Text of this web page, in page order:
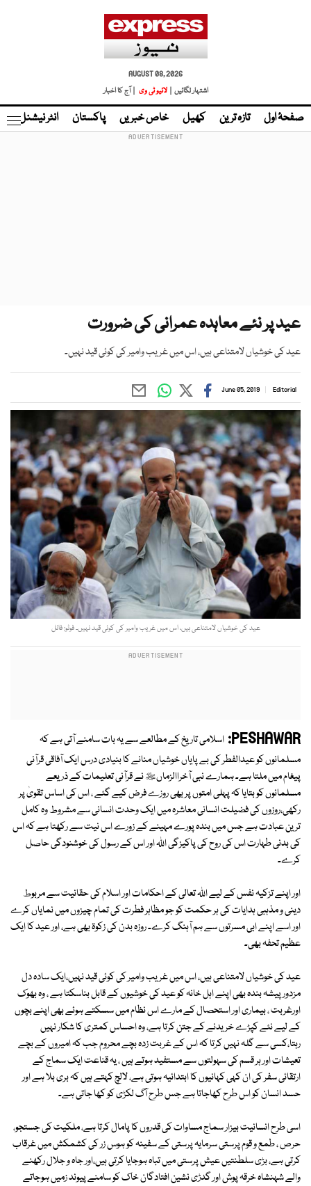
AUGUST 08, 2026
اشتہار لگائیں |
لائیو ٹی وی | آج کا اخبار
صفحۂ اول تازہ ترین کھیل خاص خبریں پاکستان انٹر نیشنل
عید پر نئے معاہدہ عمرانی کی ضرورت
عید کی خوشیاں لامتناعی ہیں، اس میں غریب وامیر کی کوئی قید نہیں۔
Editorial
June 05, 2019
عید کی خوشیاں لامتناعی ہیں، اس میں غریب وامیر کی کوئی قید نہیں۔ فوٹو: فائل
PESHAWAR: اسلامی تاریخ کے مطالعے سے یہ بات سامنے آتی ہے کہ
مسلمانوں کو عیدالفطر کی بے پایاں خوشیاں منانے کا بنیادی درس ایک آفاقی قرآنی
پیغام میں ملتا ہے۔ ہمارے نبی آخراالزماںﷺ نے قرآنی تعلیمات کے ذریعے
مسلمانوں کو بتایا کہ پہلی امتوں پر بھی روزے فرض کیے گئے ، اس کی اساس تقویٰ پر
رکھی،روزوں کی فضیلت انسانی معاشرہ میں ایک وحدت انسانی سے مشروط وہ کامل
ترین عبادت ہے جس میں بندہ پورے مہینے کے زورے اس نیت سے رکھتا ہے کہ اس
کی بدنی طہارت اس کی روح کی پاکیزگی اللہ اور اس کے رسول کی خوشنودگی حاصل
کرے۔
اور اپنے تزکیہ نفس کے لیے اللہ تعالی کے احکامات اور اسلام کی حقانیت سے مربوط
دینی و مذہبی ہدایات کی ہر حکمت کو جو مظاہر فطرت کی تمام چیزوں میں نمایاں کرے
اور اسے اپنے ابی مسرتوں سے ہم آہنگ کرے۔ روزہ بدن کی زکوۃ بھی ہے، اور عید کا ایک
عظیم تحفہ بھی۔
عید کی خوشیاں لامتناعی ہیں، اس میں غریب وامیر کی کوئی قید نہیں،ایک سادہ دل
مزدور پیشہ بندہ بھی اپنے اہل خانہ کو عید کی خوشیوں کے قابل بناسکتا ہے ، وہ بھوک
اورغربت ، بیماری اور استحصال کے مارے اس نظام میں سسکتے ہوئے بھی اپنے بچوں
کے لیے نئے کپڑے خریدنے کے جتن کرتا ہے، وہ احساس کمتری کا شکار نہیں
رہتا،کسی سے گلہ نہیں کرتا کہ اس کے غربت زدہ بچے محروم جب کہ امیروں کے بچے
تعیشات اور ہر قسم کی سہولتوں سے مستفید ہوتے ہیں ، یہ قناعت ایک سماج کے
ارتقائی سفر کی ان کہی کہانیوں کا ابتدائیہ ہوتی ہے، لالچ کہتے ہیں کہ بری بلا ہے اور
حسد انسان کو اس طرح کھاجاتا ہے جس طرح آگ لکڑی کو کھا جاتی ہے۔
اسی طرح انسانیت بیزار سماج مساوات کی قدروں کا پامال کرتا ہے، ملکیت کی جستجو،
حرص ، طمع و قوم پرستی سرمایہ پرستی کے سفینہ کو ہوس زر کی کشمکش میں غرقاب
کرتی ہے، بڑی سلطنتیں عیش پرستی میں تباہ ہوجایا کرتی ہیں،اور جاہ و جلال رکھنے
والے شہنشاہ خرقہ پوش اور گدڑی نشین افتادگان خاک کو سامنے پیوند زمیں ہوجاتے